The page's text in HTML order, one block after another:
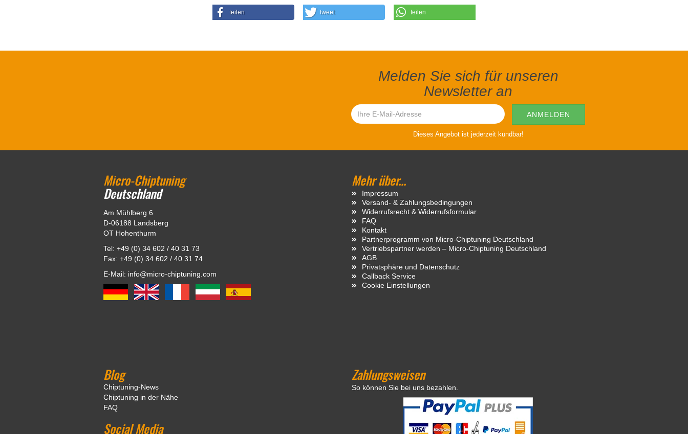
teilen tweet teilen
Melden Sie sich für unseren
Newsletter an
Dieses Angebot ist jederzeit kündbar!
Micro-Chiptuning
Deutschland
Am Mühlberg 6
D-06188 Landsberg
OT Hohenthurm
Tel: +49 (0) 34 602 / 40 31 73
Fax: +49 (0) 34 602 / 40 31 74
E-Mail: info@micro-chiptuning.com
Mehr über...
Impressum
Versand- & Zahlungsbedingungen
Widerrufsrecht & Widerrufsformular
FAQ
Kontakt
Partnerprogramm von Micro-Chiptuning Deutschland
Vertriebspartner werden – Micro-Chiptuning Deutschland
AGB
Privatsphäre und Datenschutz
Callback Service
Cookie Einstellungen
Blog
Chiptuning-News
Chiptuning in der Nähe
FAQ
Social Media
Zahlungsweisen
So können Sie bei uns bezahlen.